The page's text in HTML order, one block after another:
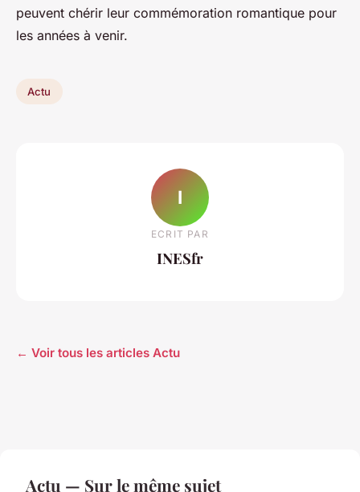
peuvent chérir leur commémoration romantique pour
les années à venir.
Actu
I
ECRIT PAR
INESfr
← Voir tous les articles Actu
Actu — Sur le même sujet